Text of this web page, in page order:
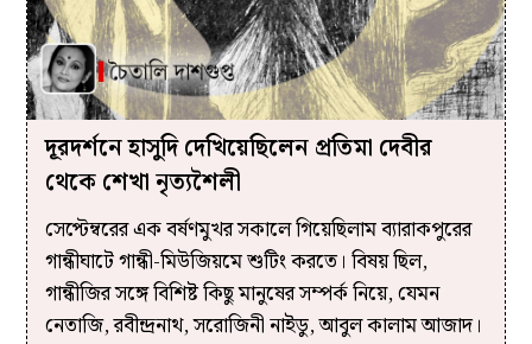
দূরদর্শনে হাসুদি দেখিয়েছিলেন প্রতিমা দেবীর
থেকে শেখা নৃত্যশৈলী
সেপ্টেম্বরের এক বর্ষণমুখর সকালে গিয়েছিলাম ব্যারাকপুরের
গান্ধীঘাটে গান্ধী-মিউজিয়মে শুটিং করতে। বিষয় ছিল,
গান্ধীজির সঙ্গে বিশিষ্ট কিছু মানুষের সম্পর্ক নিয়ে, যেমন
নেতাজি, রবীন্দ্রনাথ, সরোজিনী নাইডু, আবুল কালাম আজাদ।